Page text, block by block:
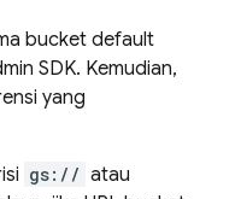
bucket default
SDK. Kemudian,
yang
gs:// atau